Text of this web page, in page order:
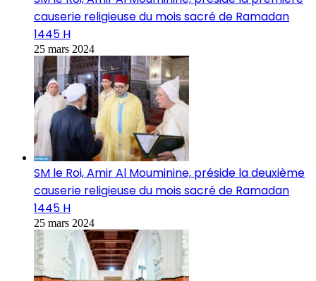
causerie religieuse du mois sacré de Ramadan
1445 H
25 mars 2024
SM le Roi, Amir Al Mouminine, préside la deuxième
causerie religieuse du mois sacré de Ramadan
1445 H
25 mars 2024